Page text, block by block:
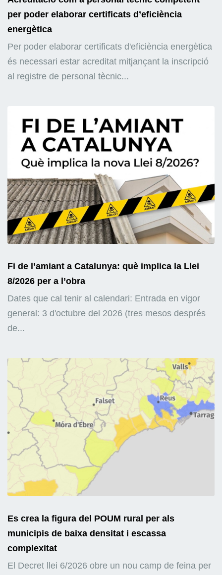
per poder elaborar certificats d’eficiència
energètica
Per poder elaborar certificats d'eficiència energètica
és necessari estar acreditat mitjançant la inscripció
al registre de personal tècnic...
Fi de l’amiant a Catalunya: què implica la Llei
8/2026 per a l’obra
Dates que cal tenir al calendari: Entrada en vigor
general: 3 d'octubre del 2026 (tres mesos després
de...
Es crea la figura del POUM rural per als
municipis de baixa densitat i escassa
complexitat
El Decret llei 6/2026 obre un nou camp de feina per